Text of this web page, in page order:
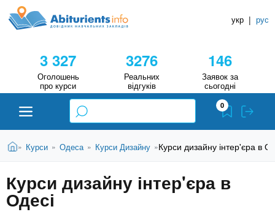
д
A
i
t
u
r
о
н
к
Н
в
ч
3 327
Оголошень
про курси
3276
Реальних
відгуків
146
Заявок за
сьогодні
укр | рус
Абітурієнту
ЗВО (ВНЗ)
0
В
т
у
т
Головна
» Курси » Одеса » Курси Дизайну »Курси дизайну інтер'єра в
Курси дизайну інтер'єра в
Одесі